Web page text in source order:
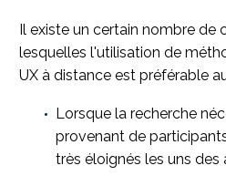
Il existe un certain nombre de
lesquelles l'utilisation de
UX à distance est préférable
Lorsque la recherche
provenant de
très éloignés les uns des